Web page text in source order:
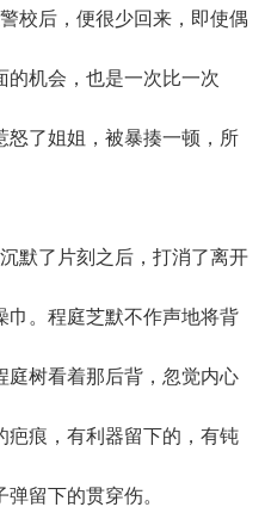
校后，便很少回来，即使偶
的机会，也是一次比一次
怒了姐姐，被暴揍一顿，所
默了片刻之后，打消了离开
巾。程庭芝默不作声地将背
庭树看着那后背，忽觉内心
疤痕，有利器留下的，有钝
留下的贯穿伤。